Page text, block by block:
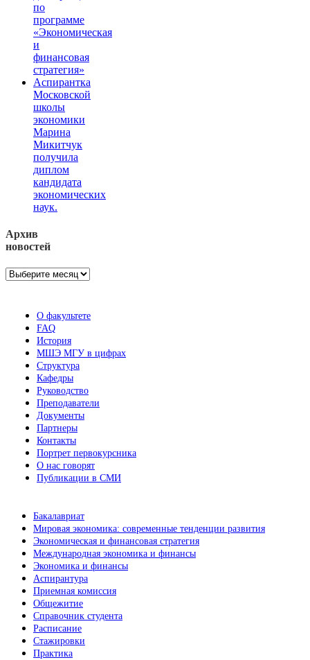
по
программе
«Экономическая
и
финансовая
стратегия»
Аспирантка
Московской
школы
экономики
Марина
Микитчук
получила
диплом
кандидата
экономических
наук.
Архив
новостей
Архив
О факультете
FAQ
История
МШЭ МГУ в цифрах
Структура
Кафедры
Руководство
Преподаватели
Документы
Партнеры
Контакты
Портрет первокурсника
О нас говорят
Публикации в СМИ
Бакалавриат
Мировая экономика: современные тенденции развития
Экономическая и финансовая стратегия
Международная экономика и финансы
Экономика и финансы
Аспирантура
Приемная комиссия
Общежитие
Справочник студента
Расписание
Стажировки
Практика